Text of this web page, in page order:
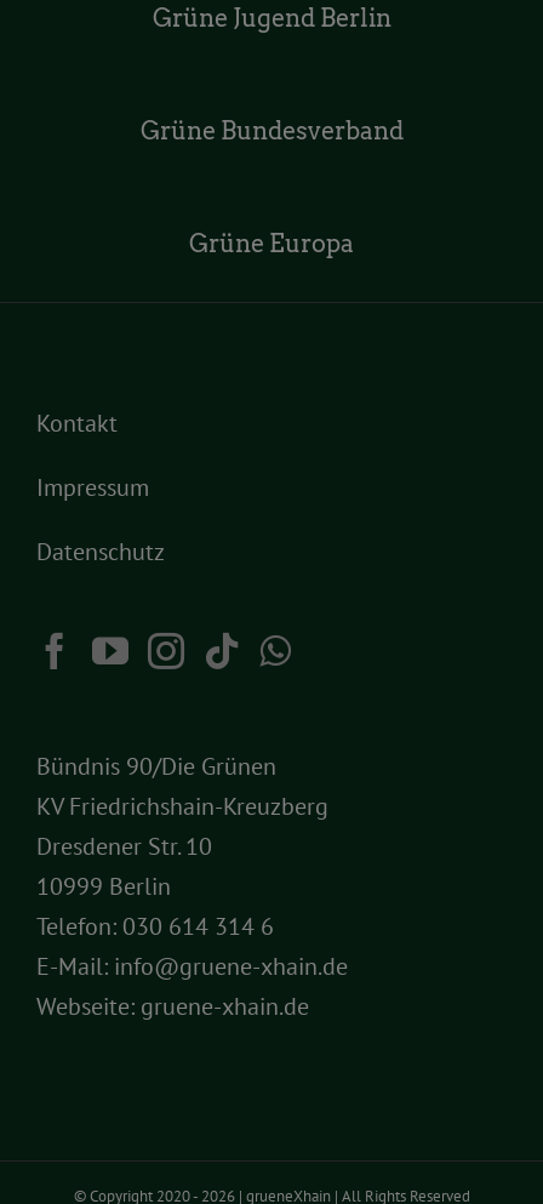
Grüne Jugend Berlin
Grüne Bundesverband
Grüne Europa
Kontakt
Impressum
Datenschutz
Bündnis 90/Die Grünen
KV Friedrichshain-Kreuzberg
Dresdener Str. 10
10999 Berlin
Telefon: 030 614 314 6
E-Mail: info@gruene-xhain.de
Webseite: gruene-xhain.de
© Copyright 2020 - 2026 | grueneXhain | All Rights Reserved